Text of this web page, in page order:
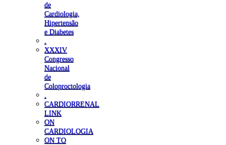
de
Cardiologia,
Hipertensão
e Diabetes
XXXIV
Congresso
Nacional
de
Coloproctologia
CARDIORRENAL
LINK
ON
CARDIOLOGIA
ON TO